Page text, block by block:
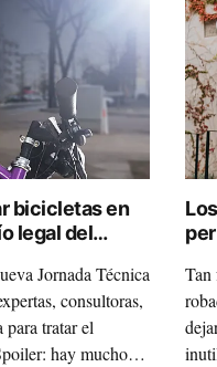
bicicletas en
legal del
Jornada Técnica
consultoras,
para tratar el
hay mucho
Tan